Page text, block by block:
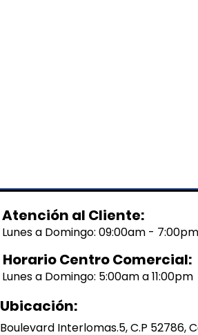
Atención al Cliente:
Lunes a Domingo: 09:00am - 7:00pm
Horario Centro Comercial:
Lunes a Domingo: 5:00am a 11:00pm
Ubicación:
Boulevard Interlomas.5, C.P 52786,